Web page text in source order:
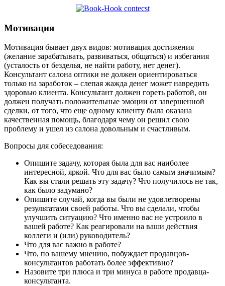
Мотивация
Мотивация бывает двух видов: мотивация достижения
(желание зарабатывать, развиваться, общаться) и избегания
(усталость от безделья, не найти работу, нет денег).
Консультант салона оптики не должен ориентироваться
только на заработок – слепая жажда денег может навредить
здоровью клиента. Консультант должен гореть работой, он
должен получать положительные эмоции от завершенной
сделки, от того, что еще одному клиенту была оказана
качественная помощь, благодаря чему он решил свою
проблему и ушел из салона довольным и счастливым.
Вопросы для собеседования:
Опишите задачу, которая была для вас наиболее
интересной, яркой. Что для вас было самым значимым?
Как вы стали решать эту задачу? Что получилось не так,
как было задумано?
Опишите случай, когда вы были не удовлетворены
результатами своей работы. Что вы сделали, чтобы
улучшить ситуацию? Что именно вас не устроило в
вашей работе? Как реагировали на ваши действия
коллеги и (или) руководитель?
Что для вас важно в работе?
Что, по вашему мнению, побуждает продавцов-
консультантов работать более эффективно?
Назовите три плюса и три минуса в работе продавца-
консультанта.